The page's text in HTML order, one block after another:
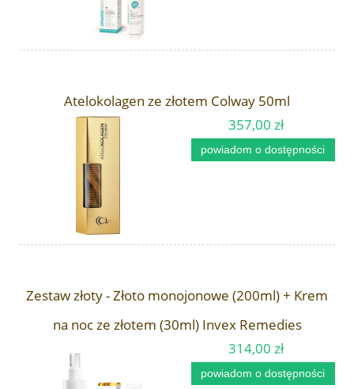
Atelokolagen ze złotem Colway 50ml
357,00 zł
powiadom o dostępności
Zestaw złoty - Złoto monojonowe (200ml) + Krem
na noc ze złotem (30ml) Invex Remedies
314,00 zł
powiadom o dostępności